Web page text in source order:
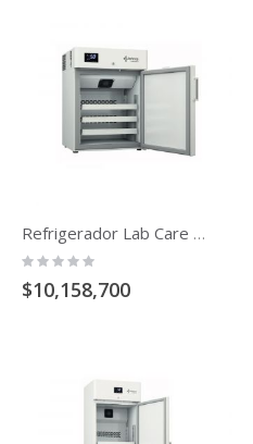
Refrigerador Lab Care Temperatura 2 A 8 C De 150 Lt
Rating:
0%
$10,158,700